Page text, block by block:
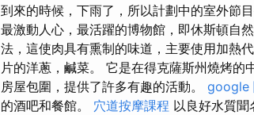
到來的時候，下雨了，所以計劃中的室外節
最激動人心，最活躍的博物館，即休斯頓自
法，這使肉具有熏制的味道，主要使用加熱
片的洋蔥，鹹菜。 它是在得克薩斯州燒烤
房屋包圍，提供了許多有趣的活動。 google
的酒吧和餐館。 穴道按摩課程 以良好水質聞